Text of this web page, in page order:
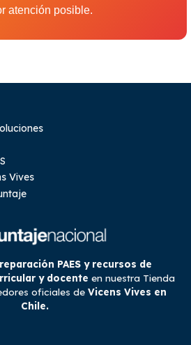
atención posible.
Vives
PAES y recursos de
y docente en nuestra Tienda
oficiales de Vicens Vives en
Chile.